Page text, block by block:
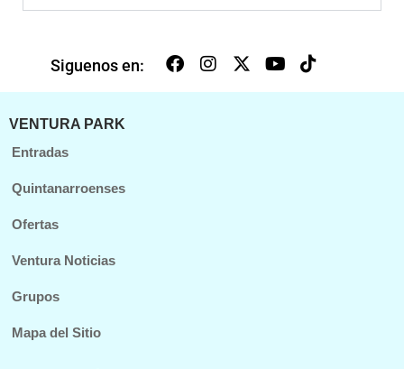
Siguenos en:
VENTURA PARK
Entradas
Quintanarroenses
Ofertas
Ventura Noticias
Grupos
Mapa del Sitio